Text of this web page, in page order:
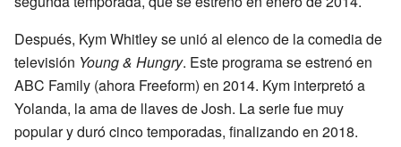
Después, Kym Whitley se unió al elenco de la comedia de
televisión Young & Hungry. Este programa se estrenó en
ABC Family (ahora Freeform) en 2014. Kym interpretó a
Yolanda, la ama de llaves de Josh. La serie fue muy
popular y duró cinco temporadas, finalizando en 2018.